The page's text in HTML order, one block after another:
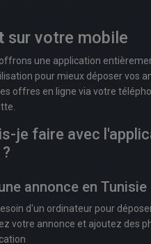
sur votre mobile
une application
pour mieux déposer vos
offres en ligne via votre
je faire avec
?
annonce en Tunisie
d'un ordinateur pour
votre annonce et ajoutez des